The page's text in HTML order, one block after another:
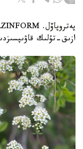
ازىق-تۇلىك